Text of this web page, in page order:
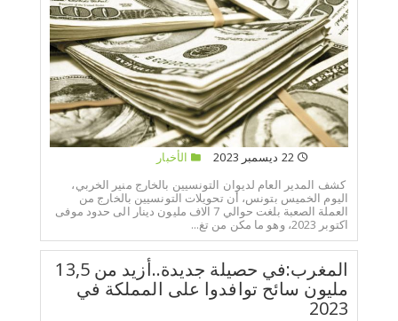
22 ديسمبر 2023
الأخبار
كشف المدير العام لديوان التونسيين بالخارج منير الخربي،
اليوم الخميس بتونس، أن تحويلات التونسيين بالخارج من
العملة الصعبة بلغت حوالي 7 الاف مليون دينار الى حدود موفى
اكتوبر 2023، وهو ما مكن من تغ...
المغرب:في حصيلة جديدة..أزيد من 13,5
مليون سائح توافدوا على المملكة في
2023